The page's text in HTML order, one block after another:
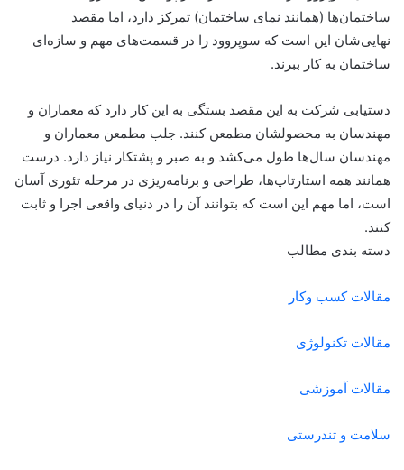
ساختمان‌ها (همانند نمای ساختمان) تمرکز دارد، اما مقصد
نهایی‌شان این است که سوپروود را در قسمت‌های مهم و سازه‌ای
ساختمان به کار ببرند.
دستیابی شرکت به این مقصد بستگی به این کار دارد که معماران و
مهندسان به محصولشان مطمعن کنند. جلب مطمعن معماران و
مهندسان سال‌ها طول می‌کشد و به صبر و پشتکار نیاز دارد. درست
همانند همه استارتاپ‌ها، طراحی و برنامه‌ریزی در مرحله تئوری آسان
است، اما مهم این است که بتوانند آن را در دنیای واقعی اجرا و ثابت
کنند.
دسته بندی مطالب
مقالات کسب وکار
مقالات تکنولوژی
مقالات آموزشی
سلامت و تندرستی